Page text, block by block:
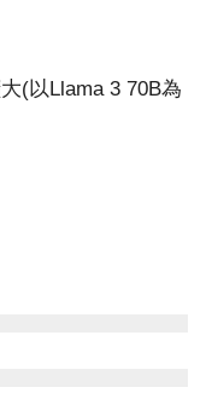
(以Llama 3 70B為